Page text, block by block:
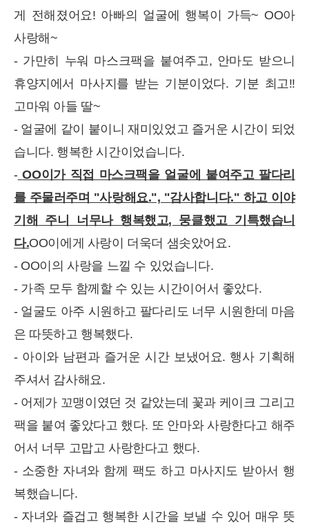
게 전해졌어요! 아빠의 얼굴에 행복이 가득~ OO아
사랑해~
- 가만히 누워 마스크팩을 붙여주고, 안마도 받으니
휴양지에서 마사지를 받는 기분이었다. 기분 최고!!
고마워 아들 딸~
- 얼굴에 같이 붙이니 재미있었고 즐거운 시간이 되었
습니다. 행복한 시간이었습니다.
- OO이가 직접 마스크팩을 얼굴에 붙여주고 팔다리
를 주물러주며 "사랑해요.", "감사합니다." 하고 이야
기해 주니 너무나 행복했고, 뭉클했고 기특했습니
다.OO이에게 사랑이 더욱더 샘솟았어요.
- OO이의 사랑을 느낄 수 있었습니다.
- 가족 모두 함께할 수 있는 시간이어서 좋았다.
- 얼굴도 아주 시원하고 팔다리도 너무 시원한데 마음
은 따뜻하고 행복했다.
- 아이와 남편과 즐거운 시간 보냈어요. 행사 기획해
주셔서 감사해요.
- 어제가 꼬맹이였던 것 같았는데 꽃과 케이크 그리고
팩을 붙여 좋았다고 했다. 또 안마와 사랑한다고 해주
어서 너무 고맙고 사랑한다고 했다.
- 소중한 자녀와 함께 팩도 하고 마사지도 받아서 행
복했습니다.
- 자녀와 즐겁고 행복한 시간을 보낼 수 있어 매우 뜻